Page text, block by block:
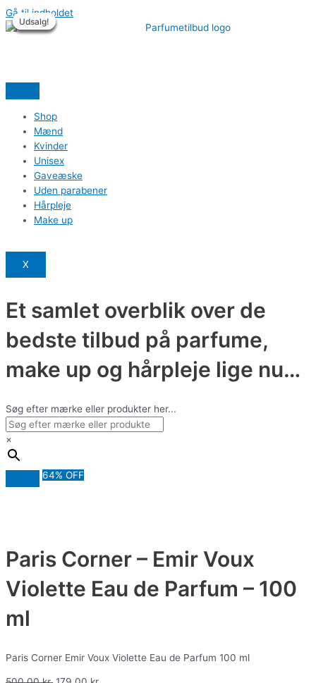
Gå til indholdet
Shop
Mænd
Kvinder
Unisex
Gaveæske
Uden parabener
Hårpleje
Make up
X
Et samlet overblik over de
bedste tilbud på parfume,
make up og hårpleje lige nu…
Søg efter mærke eller produkter her...
×
64% OFF
Paris Corner – Emir Voux
Violette Eau de Parfum – 100
ml
Paris Corner Emir Voux Violette Eau de Parfum 100 ml
Udsalg!
Udsalg!
Udsalg!
Udsalg!
Udsalg!
Udsalg!